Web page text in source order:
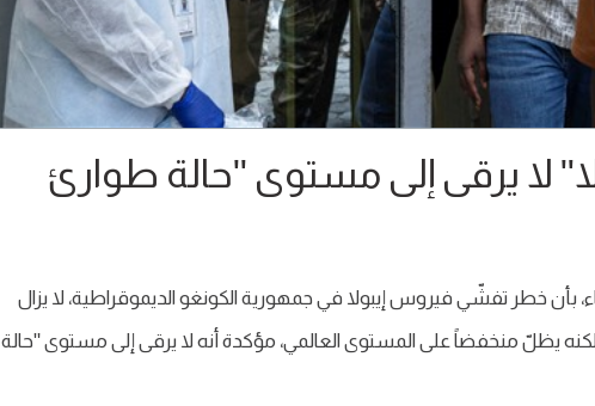
لا يرقى إلى مستوى "حالة طوارئ
بأن خطر تفشّي فيروس إيبولا في جمهورية الكونغو الديموقراطية، لا يزال
يظلّ منخفضاً على المستوى العالمي، مؤكدة أنه لا يرقى إلى مستوى "حالة